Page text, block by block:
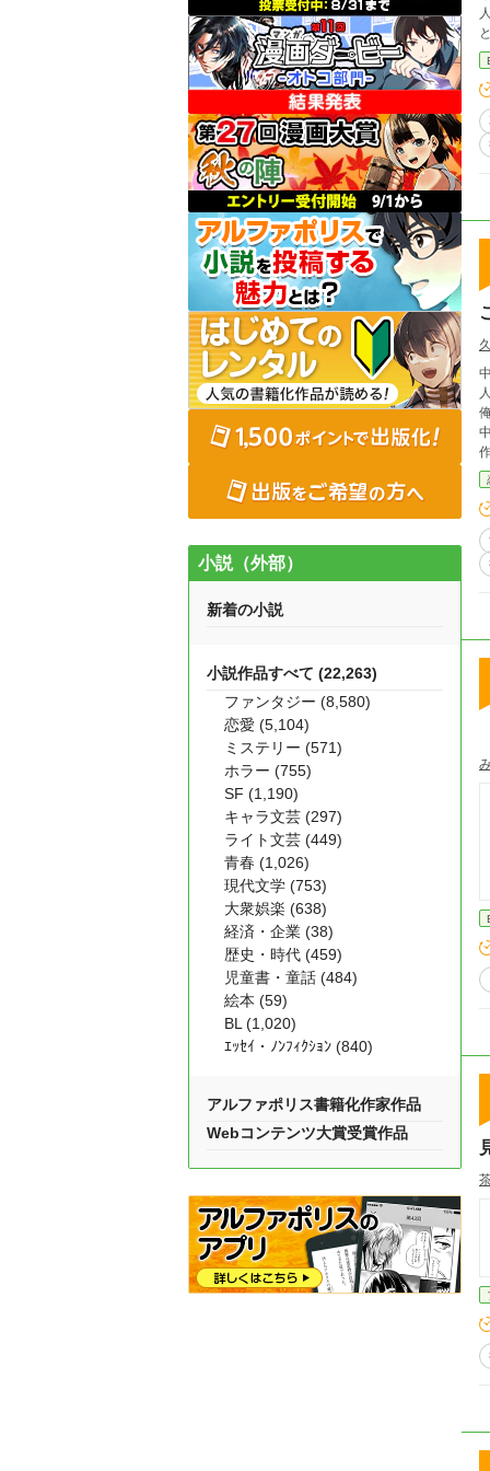
人
と生活
られてしま
獣
小説（外部）
新着の小説
小説作品すべて (22,263)
ファンタジー (8,580)
恋愛 (5,104)
ミステリー (571)
ホラー (755)
SF (1,190)
キャラ文芸 (297)
ライト文芸 (449)
青春 (1,026)
現代文学 (753)
大衆娯楽 (638)
経済・企業 (38)
歴史・時代 (459)
児童書・童話 (484)
絵本 (59)
BL (1,020)
ｴｯｾｲ・ﾉﾝﾌｨｸｼｮﾝ (840)
アルファポリス書籍化作家作品
Webコンテンツ大賞受賞作品